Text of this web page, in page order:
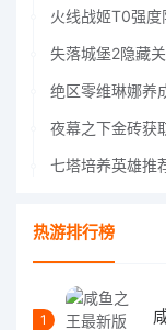
失落城堡2隐藏
绝区零维琳娜养
热游排行榜
1